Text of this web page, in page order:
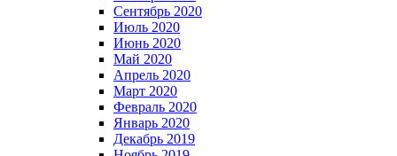
Сентябрь 2020
Июль 2020
Июнь 2020
Май 2020
Апрель 2020
Март 2020
Февраль 2020
Январь 2020
Декабрь 2019